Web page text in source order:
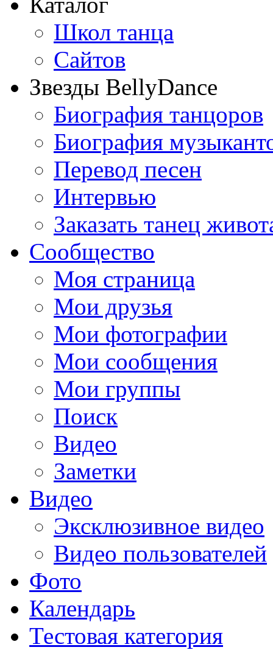
Школ танца
Сайтов
Звезды BellyDance
Биография танцоров
Биография
Перевод песен
Интервью
Заказать танец
Сообщество
Моя страница
Мои друзья
Мои фотографии
Мои сообщения
Мои группы
Поиск
Видео
Заметки
Видео
Эксклюзивное видео
Видео пользователей
Фото
Календарь
Тестовая категория